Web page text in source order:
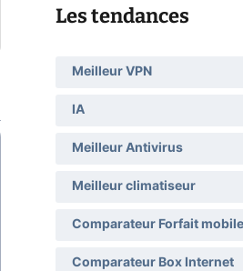
Les tendances
Meilleur VPN
IA
Meilleur Antivirus
Meilleur climatiseur
Comparateur Forfait mobile
Comparateur Box Internet